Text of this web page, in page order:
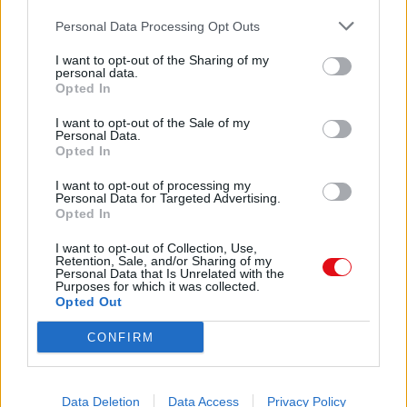
Personal Data Processing Opt Outs
I want to opt-out of the Sharing of my
personal data.
Opted In
I want to opt-out of the Sale of my
Personal Data.
Opted In
I want to opt-out of processing my
Personal Data for Targeted Advertising.
Opted In
I want to opt-out of Collection, Use,
Retention, Sale, and/or Sharing of my
Personal Data that Is Unrelated with the
Purposes for which it was collected.
Opted Out
CONFIRM
Data Deletion Data Access Privacy Policy
porque no puede negarse a sí mismo.
2:14 Recuérdales esto, requiriéndoles delante
de Yahweh Elohé que no contiendan sobre
palabras, que eso no aprovecha para nada,
sino que lleva a la ruina a los que oyen.
Yahweh Elohé aprobado, como obrero que no
tiene de qué avergonzarse, que traza bien el
2:16 Pero evita las profanas y vanas
palabrerías, porque conducirán más y más a
la
2:17 Y la davar de ellos carcomerán como
gangrena. Entre ellos se cuentan Himeneo y
Fileto,
2:18 quienes se extraviaron con respecto a la
verdad, sosteniendo que la resurrección ya ha
ocurrido, y trastornaron la emunah de algunos.
2:19 A pesar de todo, el sólido fundamento de
sello: YAHWEH conoce a los que son suyos y: